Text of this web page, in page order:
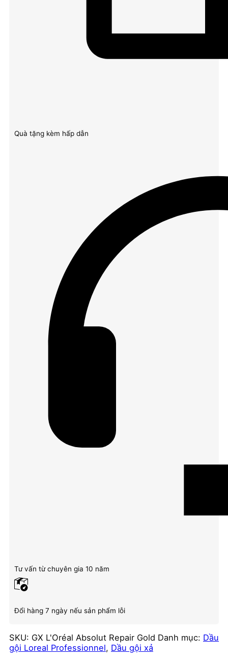
Quà tặng kèm hấp dẫn
Tư vấn từ chuyên gia 10 năm
Đổi hàng 7 ngày nếu sản phẩm lỗi
SKU: GX L'Oréal Absolut Repair Gold Danh mục: Dầu
gội Loreal Professionnel, Dầu gội xả